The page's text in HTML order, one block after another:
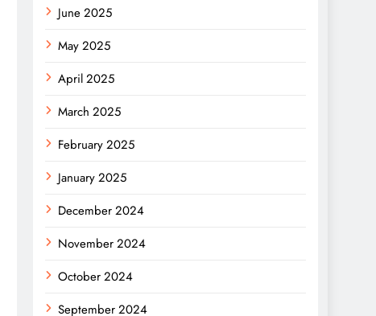
June 2025
May 2025
April 2025
March 2025
February 2025
January 2025
December 2024
November 2024
October 2024
September 2024